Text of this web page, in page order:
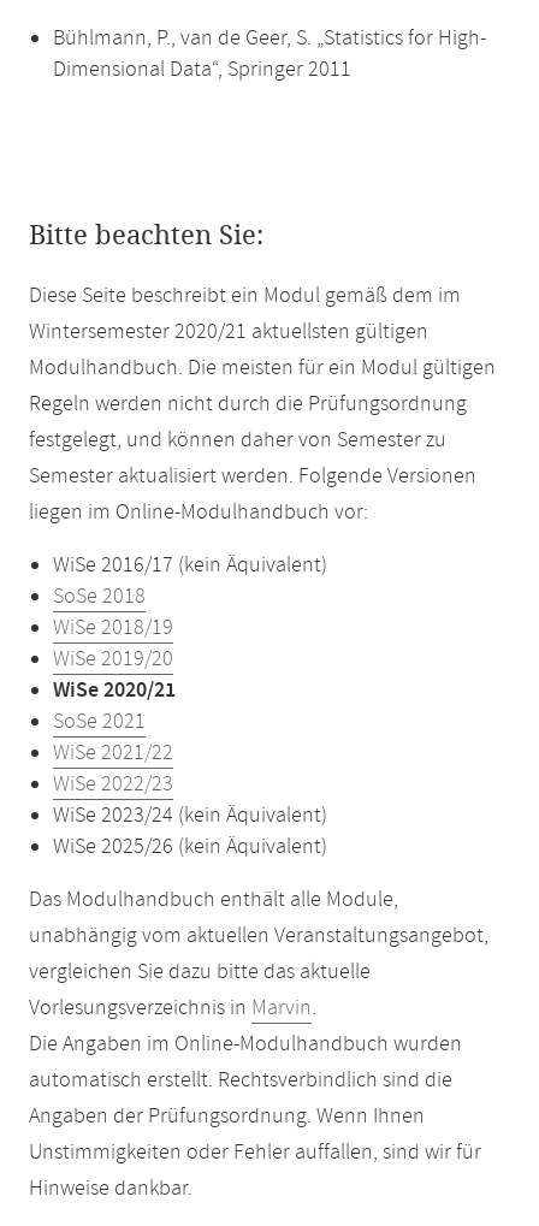
Bühlmann, P., van de Geer, S. „Statistics for High-
Dimensional Data“, Springer 2011
Bitte beachten Sie:
Diese Seite beschreibt ein Modul gemäß dem im
Wintersemester 2020/21 aktuellsten gültigen
Modulhandbuch. Die meisten für ein Modul gültigen
Regeln werden nicht durch die Prüfungsordnung
festgelegt, und können daher von Semester zu
Semester aktualisiert werden. Folgende Versionen
liegen im Online-Modulhandbuch vor:
WiSe 2016/17 (kein Äquivalent)
SoSe 2018
WiSe 2018/19
WiSe 2019/20
WiSe 2020/21
SoSe 2021
WiSe 2021/22
WiSe 2022/23
WiSe 2023/24 (kein Äquivalent)
WiSe 2025/26 (kein Äquivalent)
Das Modulhandbuch enthält alle Module,
unabhängig vom aktuellen Veranstaltungsangebot,
vergleichen Sie dazu bitte das aktuelle
Vorlesungsverzeichnis in Marvin.
Die Angaben im Online-Modulhandbuch wurden
automatisch erstellt. Rechtsverbindlich sind die
Angaben der Prüfungsordnung. Wenn Ihnen
Unstimmigkeiten oder Fehler auffallen, sind wir für
Hinweise dankbar.